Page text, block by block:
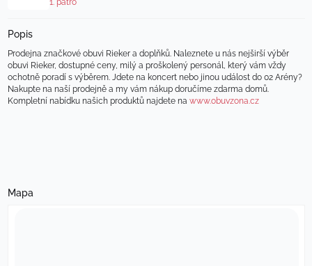
1. patro
Popis
Prodejna značkové obuvi Rieker a doplňků. Naleznete u nás nejširší výběr
obuvi Rieker, dostupné ceny, milý a proškolený personál, který vám vždy
ochotně poradí s výběrem. Jdete na koncert nebo jinou událost do 02 Arény?
Nakupte na naší prodejně a my vám nákup doručíme zdarma domů.
Kompletní nabídku našich produktů najdete na www.obuvzona.cz
Mapa